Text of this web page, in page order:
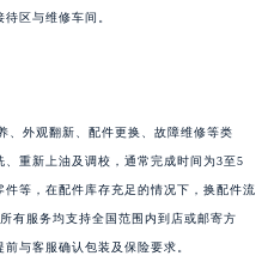
区与维修车间。
、外观翻新、配件更换、故障维修等类
重新上油及调校，通常完成时间为3至5
等，在配件库存充足的情况下，换配件流
有服务均支持全国范围内到店或邮寄方
与客服确认包装及保险要求。